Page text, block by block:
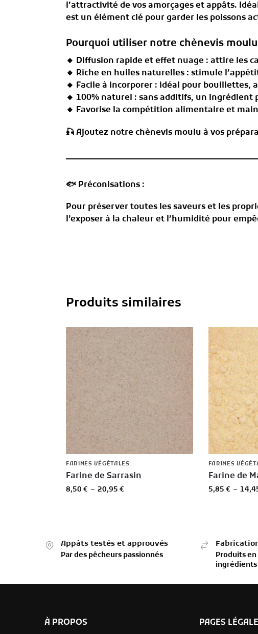
l’attractivité de vos amorçages et appâts.
est un élément clé pour garder les poissons
Pourquoi utiliser notre chènevis moulu
🔸 Diffusion rapide et effet nuage : attire les
🔸 Riche en huiles naturelles: stimule
🔸 Facile à incorporer: idéal pour bouillettes,
🔸 100% naturel : sans additifs, un ingrédient
🔸 Favorise la compétition alimentaire et
🎣 Ajoutez notre chènevis moulu à vos
🐟 Préconisations :
Pour préserver toutes les saveurs et les
l’exposer à la chaleur et l’humidité pour
Produits similaires
FARINES VÉGÉTALES
Farine de Sarrasin
8,50 € – 20,95 €
FARINES
Farine de
5,85 € –
Appâts testés et approuvés
Par des pêcheurs passionnés
Produits en
À PROPOS PAGES